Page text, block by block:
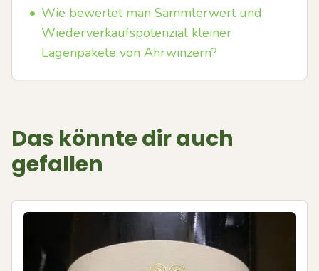
• Wie bewertet man Sammlerwert und
Wiederverkaufspotenzial kleiner
Lagenpakete von Ahrwinzern?
Das könnte dir auch
gefallen